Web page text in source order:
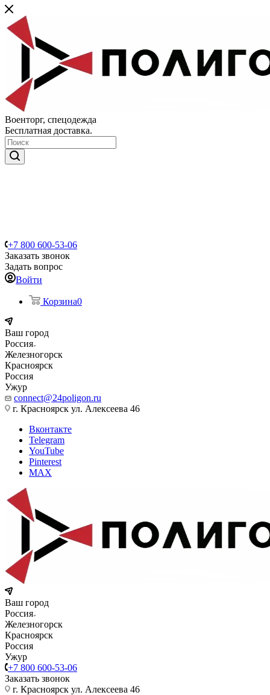
Военторг, спецодежда
Бесплатная доставка.
+7 800 600-53-06
Заказать звонок
Задать вопрос
Войти
Корзина0
Ваш город
Россия
Железногорск
Красноярск
Россия
Ужур
connect@24poligon.ru
г. Красноярск ул. Алексеева 46
Вконтакте
Telegram
YouTube
Pinterest
MAX
Ваш город
Россия
Железногорск
Красноярск
Россия
Ужур
+7 800 600-53-06
Заказать звонок
г. Красноярск ул. Алексеева 46